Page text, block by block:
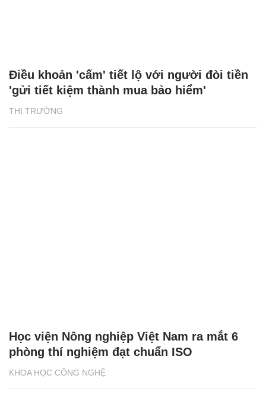
THỊ TRƯỜNG
Điều khoản 'cấm' tiết lộ với người đòi tiền
'gửi tiết kiệm thành mua bảo hiểm'
KHOA HỌC CÔNG NGHỆ
Học viện Nông nghiệp Việt Nam ra mắt 6
phòng thí nghiệm đạt chuẩn ISO